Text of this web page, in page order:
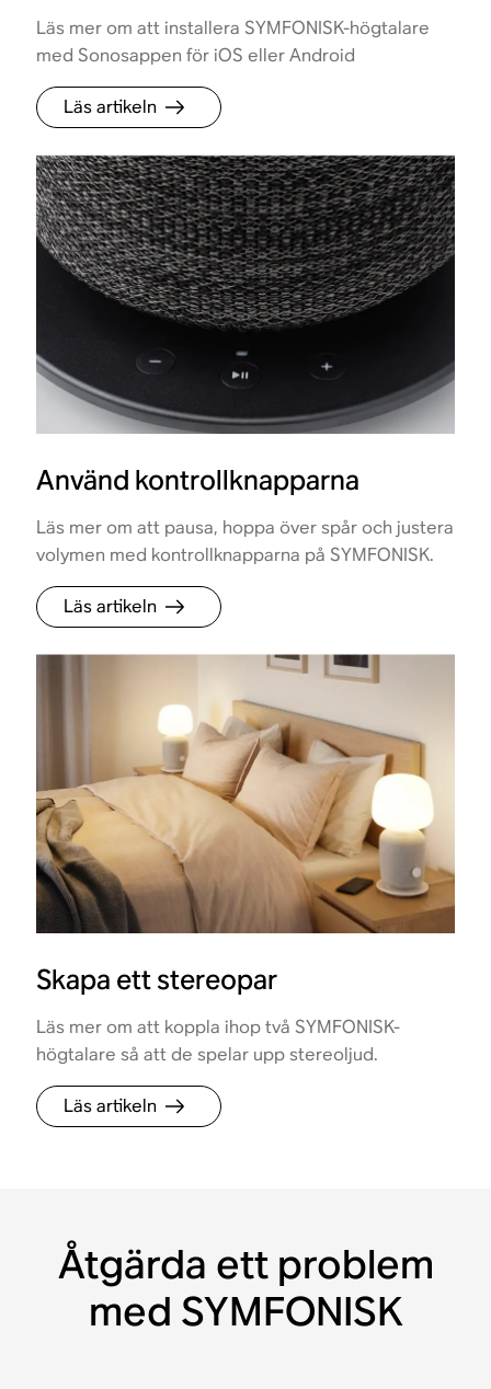
Läs mer om att installera SYMFONISK-högtalare
med Sonosappen för iOS eller Android
Läs artikeln
Använd kontrollknapparna
Läs mer om att pausa, hoppa över spår och justera
volymen med kontrollknapparna på SYMFONISK.
Läs artikeln
Skapa ett stereopar
Läs mer om att koppla ihop två SYMFONISK-
högtalare så att de spelar upp stereoljud.
Läs artikeln
Åtgärda ett problem
med SYMFONISK